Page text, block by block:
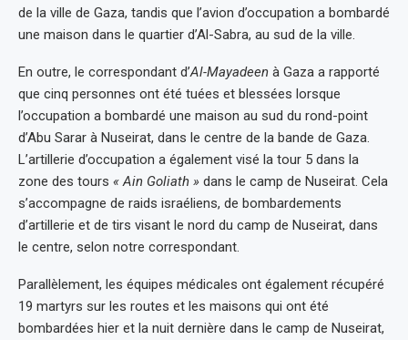
de la ville de Gaza, tandis que l’avion d’occupation a bombardé
une maison dans le quartier d’Al-Sabra, au sud de la ville.
En outre, le correspondant d’Al-Mayadeen à Gaza a rapporté
que cinq personnes ont été tuées et blessées lorsque
l’occupation a bombardé une maison au sud du rond-point
d’Abu Sarar à Nuseirat, dans le centre de la bande de Gaza.
L’artillerie d’occupation a également visé la tour 5 dans la
zone des tours « Ain Goliath » dans le camp de Nuseirat. Cela
s’accompagne de raids israéliens, de bombardements
d’artillerie et de tirs visant le nord du camp de Nuseirat, dans
le centre, selon notre correspondant.
Parallèlement, les équipes médicales ont également récupéré
19 martyrs sur les routes et les maisons qui ont été
bombardées hier et la nuit dernière dans le camp de Nuseirat,